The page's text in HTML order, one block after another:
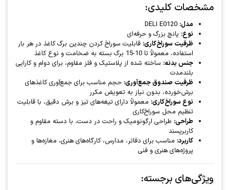
مشخصات کلیدی:
مدل:
نوع: پانچ بزرگ و حرفه‌ای
ظرفیت سوراخ‌کاری: قابلیت سوراخ کردن چندین برگ کاغذ در هر بار
استفاده، معمولاً تا 10-15 برگ بسته به ضخامت و نوع کاغذ
جنس بدنه: ساخته شده از پلاستیک و فلز مقاوم، برای دوام و کارایی
بلندمدت
ظرفیت صندوق جمع‌آوری: حجم مناسب برای جمع‌آوری کاغذهای
برش‌خورده، بدون نیاز به تعویض مکرر
نوع سوراخ‌کاری: معمولاً دارای تیغه‌های تیز و برش دقیق، با قابلیت
تنظیم محل سوراخ‌کاری
طراحی: طراحی ارگونومیک و راحت در دست، با دسته مقاوم و
کاربرپسند
کاربرد: مناسب برای دفاتر، مدارس، کارگاه‌های هنری، مغازه‌ها و
پروژه‌های هنری و فنی
ویژگی‌های برجسته: